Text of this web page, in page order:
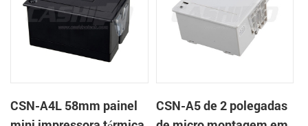
CSN-A4L 58mm painel
CSN-A5 de 2 polegadas